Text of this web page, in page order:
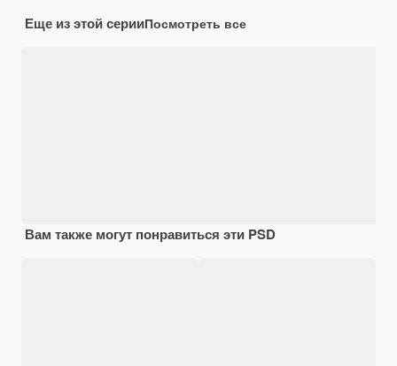
Еще из этой серииПосмотреть все
Вам также могут понравиться эти PSD